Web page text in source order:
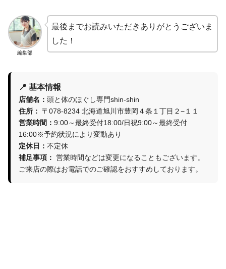
編集部
最後までお読みいただきありがとうございま
した！
📍 基本情報
店舗名： 頭と体のほぐし専門shin-shin
住所：
〒078-8234 北海道旭川市豊岡４条１丁目２−１１
営業時間： 9:00～最終受付18:00/日祝9:00～最終受付
16:00※予約状況により変動あり
定休日： 不定休
補足事項： 営業時間などは変更になることもございます。
ご来店の際はお電話でのご確認をおすすめしております。